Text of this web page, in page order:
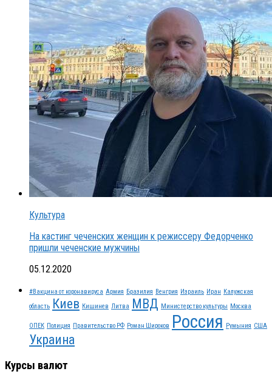
Культура
На кастинг чеченских женщин к режиссеру Федорченко
пришли чеченские мужчины
05.12.2020
#Вакцина от коронавируса Армия Бразилия Венгрия Израиль Иран Калужская
область Киев Кишинев Литва МВД Министерство культуры Москва
ОПЕК Полиция Правительство РФ Роман Широков Россия Румыния США
Украина
Курсы валют